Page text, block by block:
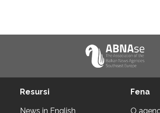
Resursi
News in English
Fena
O